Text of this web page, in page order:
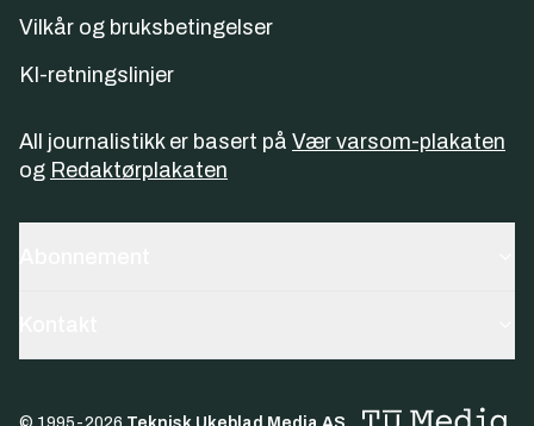
Vilkår og bruksbetingelser
KI-retningslinjer
All journalistikk er basert på Vær varsom-plakaten
og Redaktørplakaten